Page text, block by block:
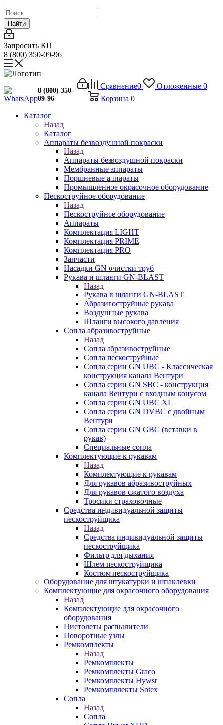
Найти
Запросить КП
8 (800) 350-09-96
Сравнение0 Отложенные 0
Корзина 0
8 (800) 350-
09-96
Каталог
Назад
Каталог
Аппараты безвоздушной покраски
Назад
Аппараты безвоздушной покраски
Мембранные аппараты
Поршневые аппараты
Промышленное окрасочное оборудование
Пескоструйное оборудование
Назад
Пескоструйное оборудование
Аппараты
Комплектация LIGHT
Комплектация PRIME
Комплектация PRO
Запчасти
Насадки GN очистки труб
Рукава и шланги GN-BLAST
Назад
Рукава и шланги GN-BLAST
Абразивоструйные рукава
Воздушные рукава
Шланги высокого давления
Сопла абразивоструйные
Назад
Сопла абразивоструйные
Сопла пескоструйные
Сопла серии GN UBC - Классическая
конструкция канала Вентури
Сопла серии GN SBC - конструкция
канала Вентури c входным конусом
Сопла серии GN UBC XL
Сопла серии GN DVBC с двойным
Вентури
Сопла серии GN GBC (вставки в
рукав)
Специальные сопла
Комплектующие к рукавам
Назад
Комплектующие к рукавам
Для рукавов абразивоструйных
Для рукавов сжатого воздуха
Тросики страховочные
Средства индивидуальной защиты
пескоструйщика
Назад
Средства индивидуальной защиты
пескоструйщика
Фильтр для дыхания
Шлем пескоструйщика
Костюм пескоструйщика
Оборудование для штукатурки и шпаклевки
Комплектующие для окрасочного оборудования
Назад
Комплектующие для окрасочного
оборудования
Пистолеты распылители
Поворотные узлы
Ремкомплекты
Назад
Ремкомплекты
Ремкомплекты Graco
Ремкомплекты Hywst
Ремкомпллекты Sotex
Сопла
Назад
Сопла